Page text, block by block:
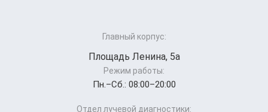
Главный корпус:
Площадь Ленина, 5а
Режим работы:
Пн.–Cб.: 08:00–20:00
Отдел лучевой диагностики: